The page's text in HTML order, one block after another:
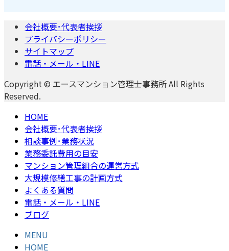
会社概要･代表者挨拶
プライバシーポリシー
サイトマップ
電話・メール・LINE
Copyright © エースマンション管理士事務所 All Rights
Reserved.
HOME
会社概要･代表者挨拶
相談事例･業務状況
業務委託費用の目安
マンション管理組合の運営方式
大規模修繕工事の計画方式
よくある質問
電話・メール・LINE
ブログ
MENU
HOME